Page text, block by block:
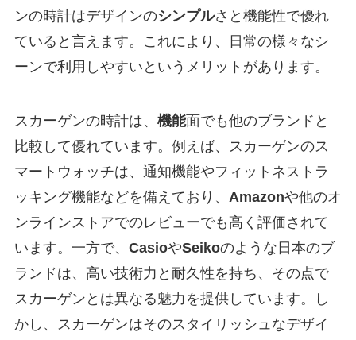
ンの時計はデザインのシンプルさと機能性で優れ
ていると言えます。これにより、日常の様々なシ
ーンで利用しやすいというメリットがあります。
スカーゲンの時計は、 機能面でも他のブランドと
比較して優れています。例えば、スカーゲンのス
マートウォッチは、通知機能やフィットネストラ
ッキング機能などを備えており、 Amazonや他のオ
ンラインストアでのレビューでも高く評価されて
います。一方で、 CasioやSeikoのような日本のブ
ランドは、高い技術力と耐久性を持ち、その点で
スカーゲンとは異なる魅力を提供しています。し
かし、スカーゲンはそのスタイリッシュなデザイ